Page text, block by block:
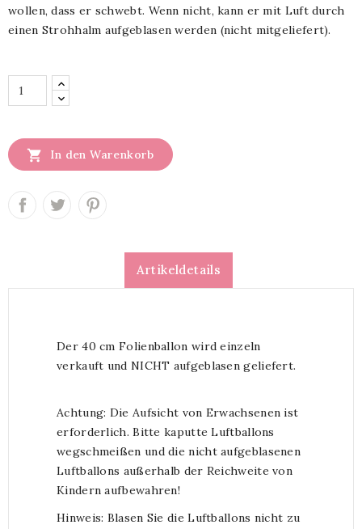
wollen, dass er schwebt. Wenn nicht, kann er mit Luft durch
einen Strohhalm aufgeblasen werden (nicht mitgeliefert).
 In den Warenkorb
Artikeldetails
Der 40 cm Folienballon wird einzeln
verkauft und NICHT aufgeblasen geliefert.
Achtung: Die Aufsicht von Erwachsenen ist
erforderlich. Bitte kaputte Luftballons
wegschmeißen und die nicht aufgeblasenen
Luftballons außerhalb der Reichweite von
Kindern aufbewahren!
Hinweis: Blasen Sie die Luftballons nicht zu